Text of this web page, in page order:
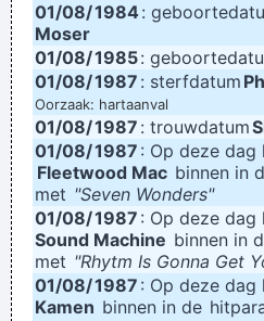
01/08/1984 :
Moser
01/08/1985:
01/08/1987 : sterfdatum
Oorzaak: hartaanval
01/08/1987 : trouwdatum
01/08/1987 : Op deze dag
Fleetwood Mac binnen in
met "Seven Wonders"
01/08/1987 : Op deze dag
Sound Machine binnen in
met "Rhytm Is Gonna Get
01/08/1987 : Op deze dag
Kamen binnen in de